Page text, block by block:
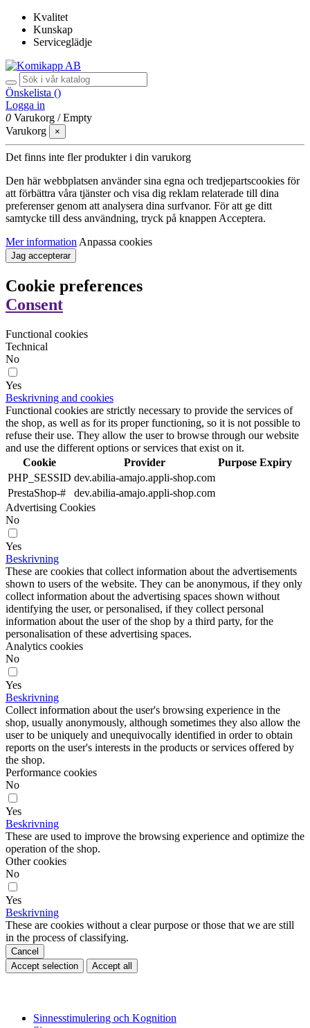
Kvalitet
Kunskap
Serviceglädje
Önskelista ()
Logga in
0 Varukorg /Empty
Varukorg
×
Det finns inte fler produkter i din varukorg
Den här webbplatsen använder sina egna och tredjepartscookies för
att förbättra våra tjänster och visa dig reklam relaterade till dina
preferenser genom att analysera dina surfvanor. För att ge ditt
samtycke till dess användning, tryck på knappen Acceptera.
Mer information Anpassa cookies
Jag accepterar
Cookie preferences
Consent
Functional cookies
Technical
No
Yes
Beskrivning and cookies
Functional cookies are strictly necessary to provide the services of
the shop, as well as for its proper functioning, so it is not possible to
refuse their use. They allow the user to browse through our website
and use the different options or services that exist on it.
Cookie
Provider Purpose Expiry
PHP_SESSID dev.abilia-amajo.appli-shop.com
PrestaShop-#
dev.abilia-amajo.appli-shop.com
Advertising Cookies
No
Yes
Beskrivning
These are cookies that collect information about the advertisements
shown to users of the website. They can be anonymous, if they only
collect information about the advertising spaces shown without
identifying the user, or personalised, if they collect personal
information about the user of the shop by a third party, for the
personalisation of these advertising spaces.
Analytics cookies
No
Yes
Beskrivning
Collect information about the user's browsing experience in the
shop, usually anonymously, although sometimes they also allow the
user to be uniquely and unequivocally identified in order to obtain
reports on the user's interests in the products or services offered by
the shop.
Performance cookies
No
Yes
Beskrivning
These are used to improve the browsing experience and optimize the
operation of the shop.
Other cookies
No
Yes
Beskrivning
These are cookies without a clear purpose or those that we are still
in the process of classifying.
Cancel
Accept selection
Accept all
Sinnesstimulering och Kognition